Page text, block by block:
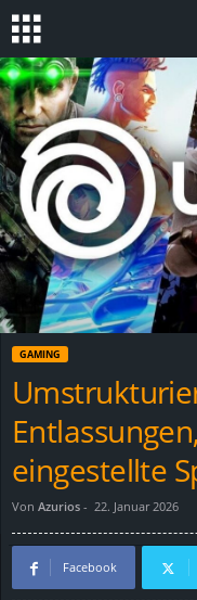
S
t
e
v
i
n
GAMING
eingestellte
Von Azurios - 22. Januar 2026
Facebook